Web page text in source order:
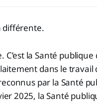
différente.
la Santé
dans le travail
par la Santé
2025, la Santé